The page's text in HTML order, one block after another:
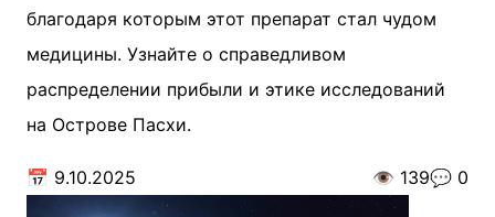
благодаря которым этот препарат стал чудом
медицины. Узнайте о справедливом
распределении прибыли и этике исследований
на Острове Пасхи.
📅 9.10.2025 👁️ 139💬 0